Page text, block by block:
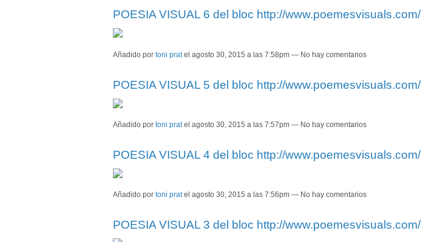
POESIA VISUAL 6 del bloc http://www.poemesvisuals.com/
Añadido por toni prat el agosto 30, 2015 a las 7:58pm — No hay comentarios
POESIA VISUAL 5 del bloc http://www.poemesvisuals.com/
Añadido por toni prat el agosto 30, 2015 a las 7:57pm — No hay comentarios
POESIA VISUAL 4 del bloc http://www.poemesvisuals.com/
Añadido por toni prat el agosto 30, 2015 a las 7:56pm — No hay comentarios
POESIA VISUAL 3 del bloc http://www.poemesvisuals.com/